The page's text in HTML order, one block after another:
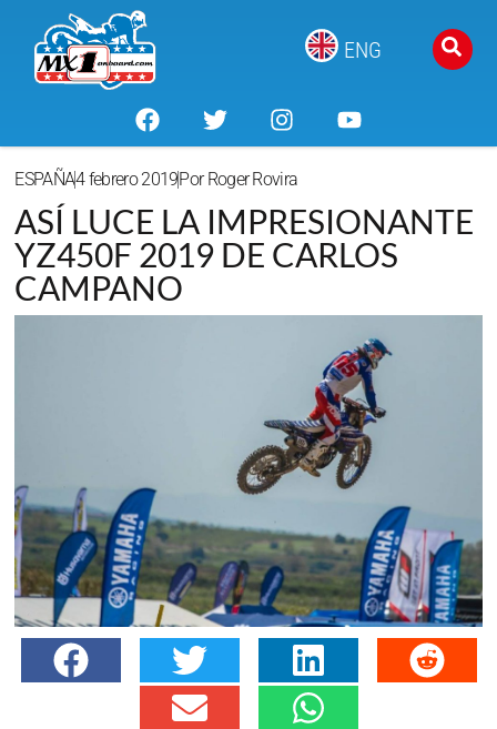
ENG
ESPAÑA4 febrero 2019PorRoger Rovira
ASÍ LUCE LA IMPRESIONANTE
YZ450F 2019 DE CARLOS
CAMPANO